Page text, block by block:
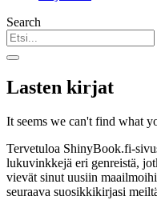
Search
Lasten kirjat
It seems we can't find what
Tervetuloa ShinyBook.fi-
lukuvinkkejä eri genreistä,
vievät sinut uusiin
seuraava suosikkikirjasi